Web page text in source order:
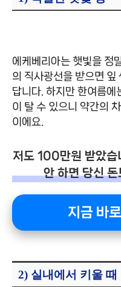
에케베리아는 햇빛을 정
의 직사광선을 받으면 잎
답니다. 하지만 한여름에
이 탈 수 있으니 약간의
이에요.
저도 100만원 받았습
안 하면 당신
지금 바
2) 실내에서 키울 때